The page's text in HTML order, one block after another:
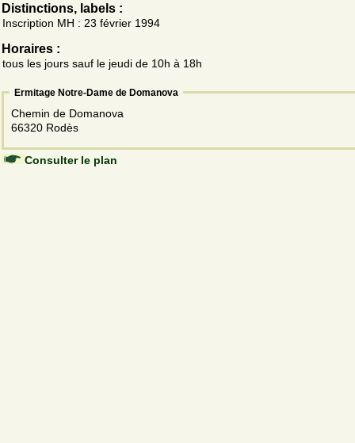
Distinctions, labels :
Inscription MH : 23 février 1994
Horaires :
tous les jours sauf le jeudi de 10h à 18h
Ermitage Notre-Dame de Domanova
Chemin de Domanova
66320 Rodès
Consulter le plan